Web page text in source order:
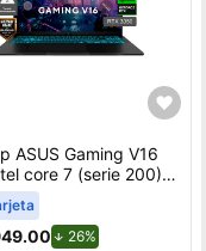
ASUS Gaming V16
core 7 (serie 200)
SSD RTX3050
TK286W
26%de descuento.